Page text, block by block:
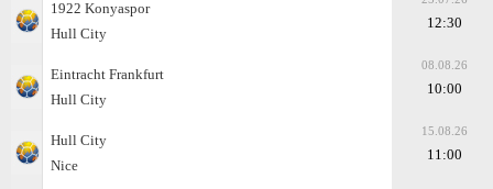
1922 Konyaspor
Hull City
12:30
Eintracht Frankfurt
Hull City
08.08.26
10:00
Hull City
Nice
15.08.26
11:00